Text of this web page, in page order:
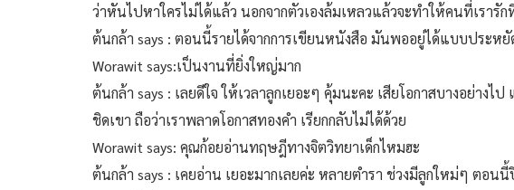
ว่าหันไปหาใครไม่ได้แล้ว นอกจากตัวเองล้มเหลวแล้วจะทำให้คนที่เรารั
ต้นกล้า says : ตอนนี้รายได้จากการเขียนหนังสือ มันพออยู่ได้แบบประหยั
Worawit says:เป็นงานที่ยิ่งใหญ่มาก
ต้นกล้า says : เลยดีใจ ให้เวลาลูกเยอะๆ คุ้มนะคะ เสียโอกาสบางอย่าง
ชิดเขา ถือว่าเราพลาดโอกาสทองคำ เรียกกลับไม่ได้ด้วย
Worawit says: คุณก้อยอ่านทฤษฎีทางจิตวิทยาเด็กไหมฮะ
ต้นกล้า says : เคยอ่าน เยอะมากเลยค่ะ หลายตำรา ช่วงมีลูกใหม่ๆ ต